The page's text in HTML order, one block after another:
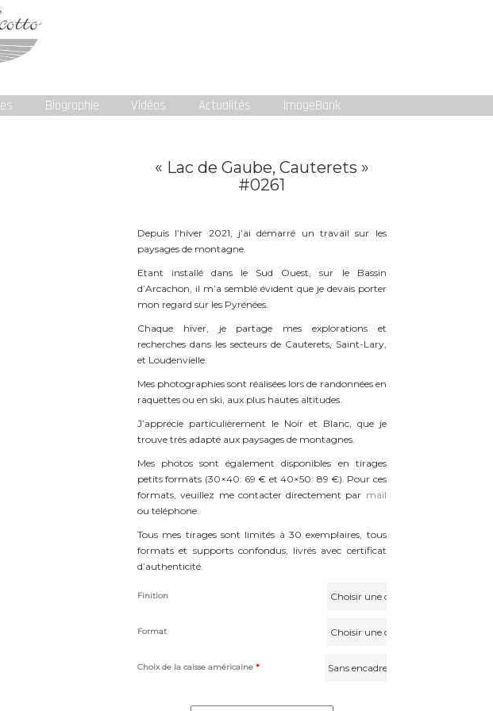
Biographie Vidéos Actualités ImageBank
« Lac de Gaube, Cauterets »
#0261
Depuis l’hiver 2021, j’ai démarré un travail sur les
paysages de montagne.
Etant installé dans le Sud Ouest, sur le Bassin
d’Arcachon, il m’a semblé évident que je devais porter
mon regard sur les Pyrénées.
Chaque hiver, je partage mes explorations et
recherches dans les secteurs de Cauterets, Saint-Lary,
et Loudenvielle.
Mes photographies sont réalisées lors de randonnées en
raquettes ou en ski, aux plus hautes altitudes.
J’apprécie particulièrement le Noir et Blanc, que je
trouve très adapté aux paysages de montagnes.
Mes photos sont également disponibles en tirages
petits formats (30×40: 69 € et 40×50: 89 €). Pour ces
formats, veuillez me contacter directement par mail
ou téléphone.
Tous mes tirages sont limités à 30 exemplaires, tous
formats et supports confondus, livrés avec certificat
d’authenticité.
Finition
Format
Choix de la caisse américaine *